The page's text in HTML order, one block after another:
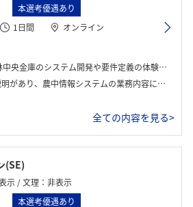
本選考優遇あり
1日間
オンライン
金庫のシステム開発や要件定義の体験ワーク。
容について詳しく解説があった。その後、グループに分かれてシステムエンジニアの上流工程の体験ワークに取り組んだ。
全ての内容を見る>
(SE)
示 / 文理：非表示
本選考優遇あり